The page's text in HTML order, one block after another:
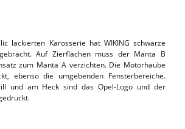
lackierten Karosserie hat WIKING schwarze
Auf Zierflächen muss der Manta B
zum Manta A verzichten. Die Motorhaube
ebenso die umgebenden Fensterbereiche.
und am Heck sind das Opel-Logo und der